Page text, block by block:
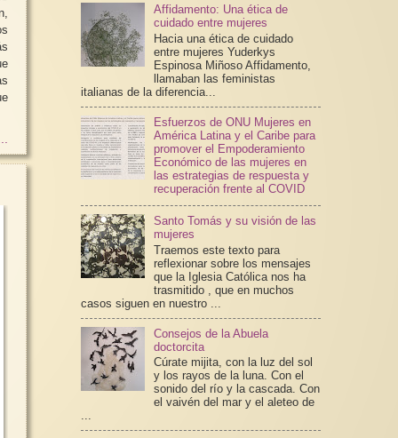
Affidamento: Una ética de
cuidado entre mujeres
Hacia una ética de cuidado
entre mujeres Yuderkys
Espinosa Miñoso Affidamento,
llamaban las feministas
italianas de la diferencia...
Esfuerzos de ONU Mujeres en
América Latina y el Caribe para
promover el Empoderamiento
Económico de las mujeres en
las estrategias de respuesta y
recuperación frente al COVID
Santo Tomás y su visión de las
mujeres
Traemos este texto para
reflexionar sobre los mensajes
que la Iglesia Católica nos ha
trasmitido , que en muchos
casos siguen en nuestro ...
Consejos de la Abuela
doctorcita
Cúrate mijita, con la luz del sol
y los rayos de la luna. Con el
sonido del río y la cascada. Con
el vaivén del mar y el aleteo de
...